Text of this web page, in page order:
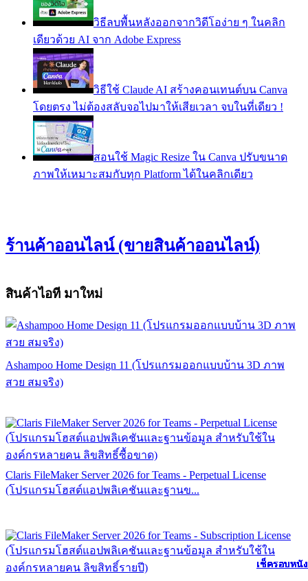
เช็ครอบหนัง
เช็ครอบหนัง
เช็ครอบหนัง
เช็ครอบหนัง
เช็ครอบหนัง
เช็ครอบหนัง
เช็ครอบหนัง
เช็ครอบหนัง
เช็ครอบหนัง
เช็ครอบหนัง
เช็ครอบหนัง
เช็ครอบหนัง
วิธีลบพื้นหลังออกจากวิดีโอง่าย ๆ ในคลิก
เดียวด้วย AI จาก Adobe Express
วิธีใช้ Claude AI สร้างคอนเทนต์บน Canva
โดยตรง ไม่ต้องสลับจอไปมาให้เสียเวลา จบในที่เดียว !
สอนใช้ Magic Resize ใน Canva ปรับขนาด
ภาพให้เหมาะสมกับทุก Platform ได้ในคลิกเดียว
ร้านค้าออนไลน์ (ขายสินค้าออนไลน์)
สินค้าไอที มาใหม่
Ashampoo Home Design 11 (โปรแกรมออกแบบบ้าน 3D ภาพ
สวย สมจริง)
Claris FileMaker Server 2026 for Teams - Perpetual License
(โปรแกรมโฮสต์แอปพลิเคชันและฐานข...